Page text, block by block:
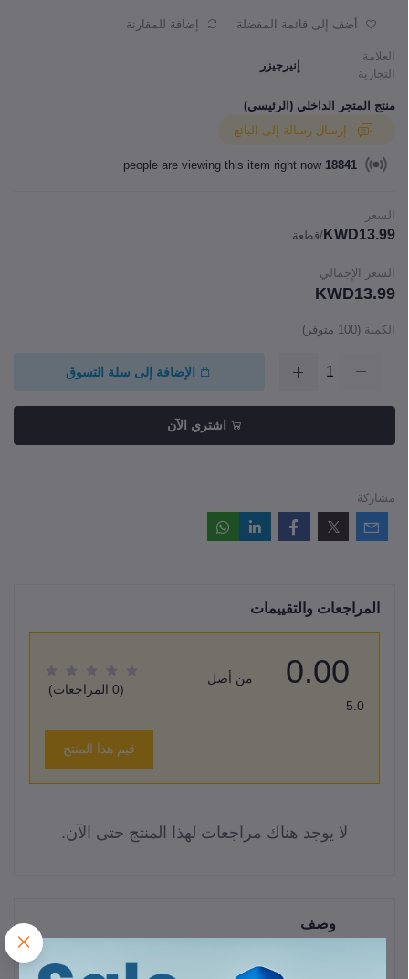
أضف إلى قائمة المفضلة إضافة للمقارنة
العلامة
التجارية
إنيرجيزر
منتج المتجر الداخلي (الرئيسي)
18841
السعر
KWD13.99 /قطعة
السعر الإجمالي
KWD13.99
الكمية (
100 متوفر)
الإضافة إلى سلة التسوق
اشتري الآن
مشاركة
المراجعات والتقييمات
0.00
من أصل
5.0
(0 المراجعات)
قيم هذا المنتج
لا يوجد هناك مراجعات لهذا المنتج حتى الآن.
وصف